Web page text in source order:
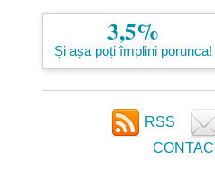
3,5%
Și așa poți împlini porunca!
RSS